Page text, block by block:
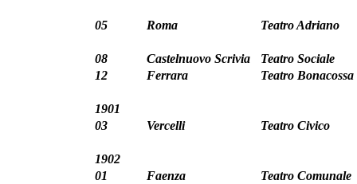
05 Roma Teatro Adriano
08 Castelnuovo Scrivia
Teatro Sociale
12
Ferrara Teatro Bonacossa
1901
03
Vercelli Teatro Civico
1902
01
Faenza
Teatro Comunale